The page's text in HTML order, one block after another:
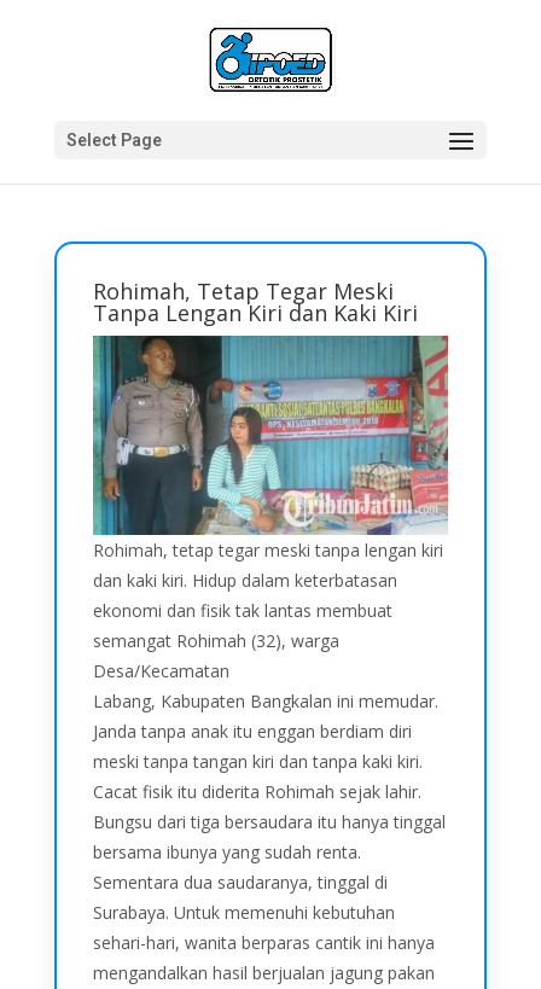
Select Page
Rohimah, Tetap Tegar Meski
Tanpa Lengan Kiri dan Kaki Kiri
Rohimah, tetap tegar meski tanpa lengan kiri
dan kaki kiri. Hidup dalam keterbatasan
ekonomi dan fisik tak lantas membuat
semangat Rohimah (32), warga
Desa/Kecamatan
Labang, Kabupaten Bangkalan ini memudar.
Janda tanpa anak itu enggan berdiam diri
meski tanpa tangan kiri dan tanpa kaki kiri.
Cacat fisik itu diderita Rohimah sejak lahir.
Bungsu dari tiga bersaudara itu hanya tinggal
bersama ibunya yang sudah renta.
Sementara dua saudaranya, tinggal di
Surabaya. Untuk memenuhi kebutuhan
sehari-hari, wanita berparas cantik ini hanya
mengandalkan hasil berjualan jagung pakan